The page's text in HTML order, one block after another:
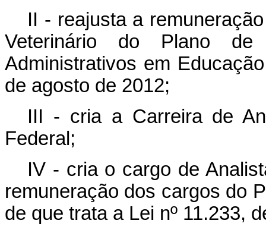
II - reajusta a
Veterinário do Plano de
Administrativos em
de agosto de 2012;
III - cria a Carreira de
Federal;
IV - cria o cargo de
remuneração dos cargos do
de que trata a Lei nº 11.233,